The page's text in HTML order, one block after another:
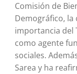
Comisión de
Demográfico, la
importancia del
como agente
sociales.
Sarea y ha